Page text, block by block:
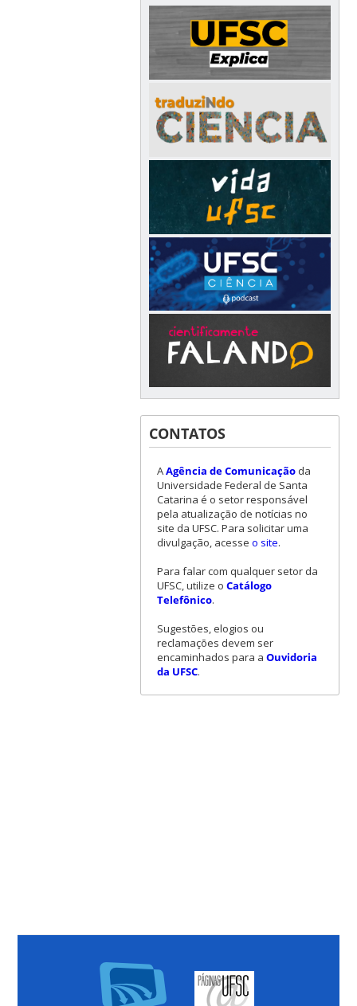
CONTATOS
AAgência de Comunicaçãoda
Universidade Federal de Santa
Catarina é o setor responsável
pela atualização de notícias no
site da UFSC. Para solicitar uma
divulgação, acesse o site.
Para falar com qualquer setor da
UFSC, utilize o Catálogo
Telefônico.
Sugestões, elogios ou
reclamações devem ser
encaminhados para a Ouvidoria
da UFSC.